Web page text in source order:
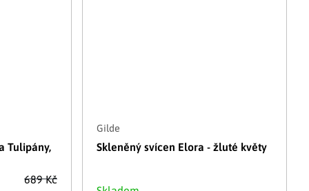
689 Kč
Tulipány,
Gilde
Skleněný svícen Elora - žluté květy